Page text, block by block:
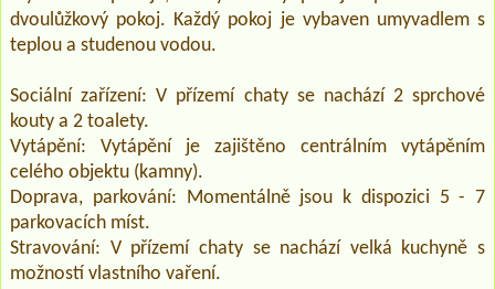
dvoulůžkový pokoj. Každý pokoj je vybaven umyvadlem s
teplou a studenou vodou.
Sociální zařízení: V přízemí chaty se nachází 2 sprchové
kouty a 2 toalety.
Vytápění: Vytápění je zajištěno centrálním vytápěním
celého objektu (kamny).
Doprava, parkování: Momentálně jsou k dispozici 5 - 7
parkovacích míst.
Stravování: V přízemí chaty se nachází velká kuchyně s
možností vlastního vaření.